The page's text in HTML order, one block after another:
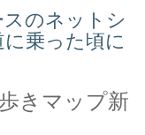
のネットシ
乗った頃に
きマップ新